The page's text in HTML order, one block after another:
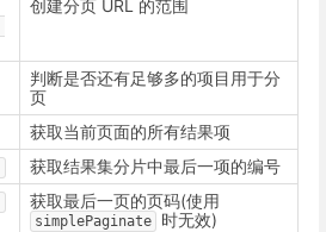
创建分页 URL 的范围
判断是否还有足够多的项目用于分
页
获取当前页面的所有结果项
获取结果集分片中最后一项的编号
获取最后一页的页码(使用
simplePaginate 时无效)